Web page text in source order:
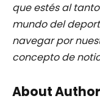
que estés al
mundo del
navegar por
concepto de
About Author